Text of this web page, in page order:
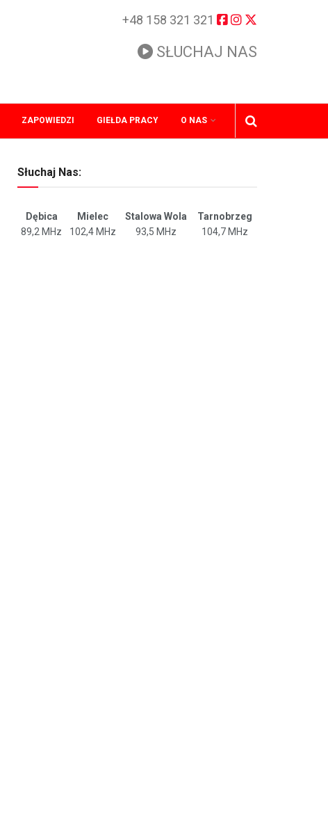
+48 158 321 321
SŁUCHAJ NAS
ZAPOWIEDZI GIEŁDA PRACY O NAS
Słuchaj Nas:
Dębica Mielec Stalowa Wola
Tarnobrzeg
89,2 MHz
102,4 MHz 93,5 MHz 104,7 MHz